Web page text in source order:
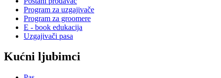
Program za uzgajivače
Program za groomere
E - book edukacija
Uzgajivači pasa
Kućni ljubimci